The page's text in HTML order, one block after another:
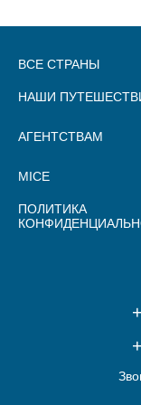
ВСЕ СТРАНЫ
НАШИ
АГЕНТСТВАМ
MICE
ПОЛИТИКА